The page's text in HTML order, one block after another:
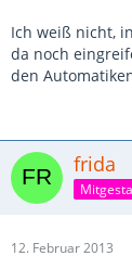
Ich weiß nicht,
da noch
den
frida
12. Februar 2013